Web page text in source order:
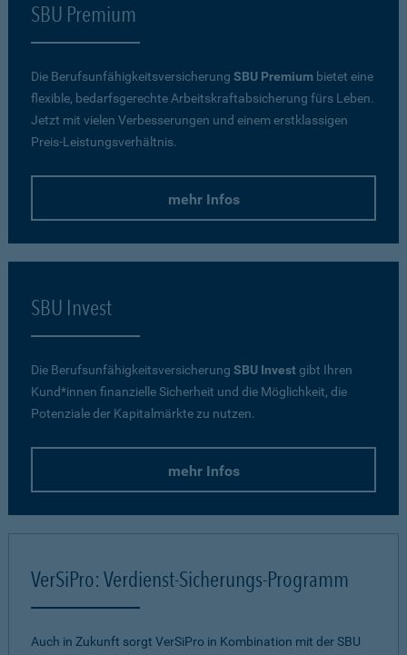
SBU Premium
Die Berufsunfähigkeitsversicherung SBU Premium bietet eine
flexible, bedarfsgerechte Arbeitskraftabsicherung fürs Leben.
Jetzt mit vielen Verbesserungen und einem erstklassigen
Preis-Leistungsverhältnis.
mehr Infos
SBU Invest
Die Berufsunfähigkeitsversicherung SBU Investgibt Ihren
Kund*innen finanzielle Sicherheit und die Möglichkeit, die
Potenziale der Kapitalmärkte zu nutzen.
mehr Infos
VerSiPro: Verdienst-Sicherungs-Programm
Auch in Zukunft sorgt VerSiPro in Kombination mit der SBU